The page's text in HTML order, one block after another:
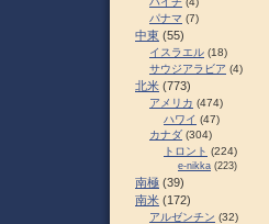
パナマ (7)
中東 (55)
イスラエル (18)
サウジアラビア (4)
北米 (773)
アメリカ (474)
ハワイ (47)
カナダ (304)
トロント (224)
e-nikka (223)
南極 (39)
南米 (172)
アルゼンチン (32)